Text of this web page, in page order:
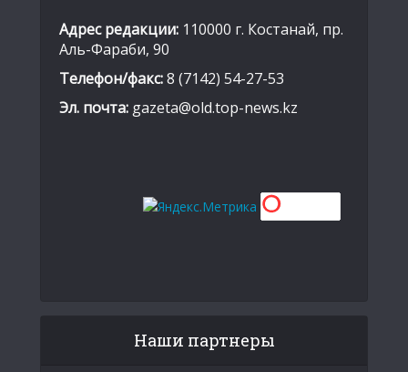
Адрес редакции: 110000 г. Костанай, пр.
Аль-Фараби, 90
Телефон/факс:8 (7142) 54-27-53
Эл. почта: gazeta@old.top-news.kz
Наши партнеры